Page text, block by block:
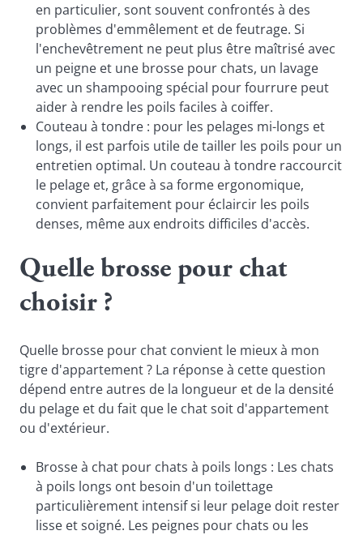
en particulier, sont souvent confrontés à des
problèmes d'emmêlement et de feutrage. Si
l'enchevêtrement ne peut plus être maîtrisé avec
un peigne et une brosse pour chats, un lavage
avec un shampooing spécial pour fourrure peut
aider à rendre les poils faciles à coiffer.
Couteau à tondre : pour les pelages mi-longs et
longs, il est parfois utile de tailler les poils pour un
entretien optimal. Un couteau à tondre raccourcit
le pelage et, grâce à sa forme ergonomique,
convient parfaitement pour éclaircir les poils
denses, même aux endroits difficiles d'accès.
Quelle brosse pour chat
choisir ?
Quelle brosse pour chat convient le mieux à mon
tigre d'appartement ? La réponse à cette question
dépend entre autres de la longueur et de la densité
du pelage et du fait que le chat soit d'appartement
ou d'extérieur.
Brosse à chat pour chats à poils longs : Les chats
à poils longs ont besoin d'un toilettage
particulièrement intensif si leur pelage doit rester
lisse et soigné. Les peignes pour chats ou les